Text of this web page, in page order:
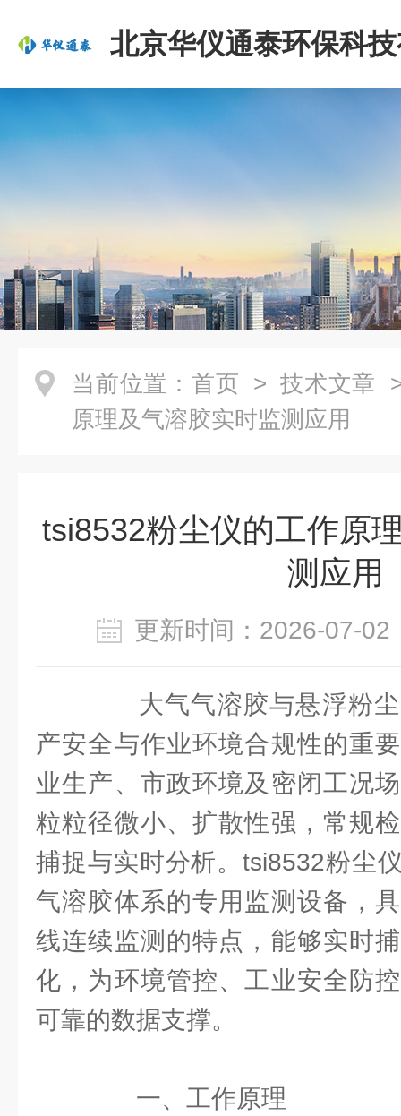
北京华仪通泰环保科
司
当前位置： 首页 > 技术文章
原理及气溶胶实时监测应用
tsi8532粉尘仪的工作原
测应用
更新时间：2026-
大气气溶胶与悬浮粉尘
产安全与作业环境合规性的重
业生产、市政环境及密闭工况
粒粒径微小、扩散性强，常规
捕捉与实时分析。tsi8532粉尘
气溶胶体系的专用监测设备，
线连续监测的特点，能够实时
化，为环境管控、工业安全防
可靠的数据支撑。
一、工作原理